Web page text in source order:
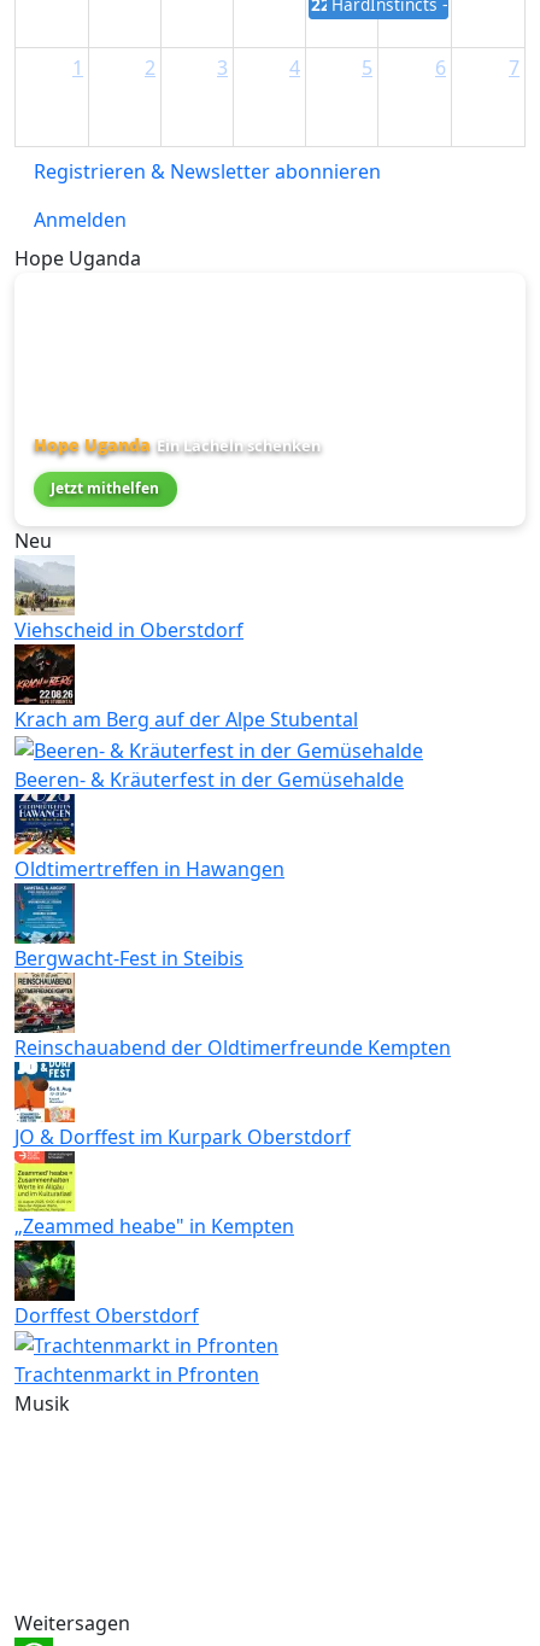
1 2 3 4 5 6 7
Registrieren & Newsletter abonnieren
Anmelden
Hope Uganda
Hope Uganda Ein Lächeln schenken
Jetzt mithelfen
Neu
Viehscheid in Oberstdorf
Krach am Berg auf der Alpe Stubental
Beeren- & Kräuterfest in der Gemüsehalde
Oldtimertreffen in Hawangen
Bergwacht-Fest in Steibis
Reinschauabend der Oldtimerfreunde Kempten
JO & Dorffest im Kurpark Oberstdorf
„Zeammed heabe" in Kempten
Dorffest Oberstdorf
Trachtenmarkt in Pfronten
Musik
Weitersagen